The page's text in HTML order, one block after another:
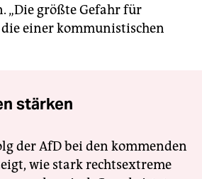
„Die größte Gefahr für
einer kommunistischen
stärken
der AfD bei den kommenden
wie stark rechtsextreme